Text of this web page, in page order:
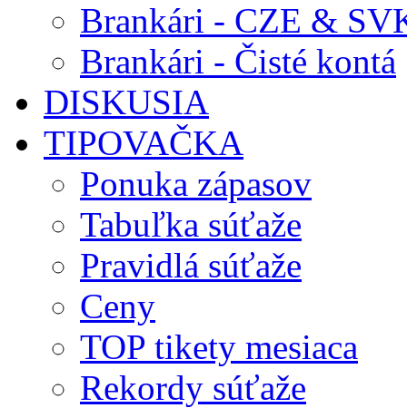
Brankári - CZE &
Brankári - Čisté kontá
DISKUSIA
TIPOVAČKA
Ponuka zápasov
Tabuľka súťaže
Pravidlá súťaže
Ceny
TOP tikety mesiaca
Rekordy súťaže